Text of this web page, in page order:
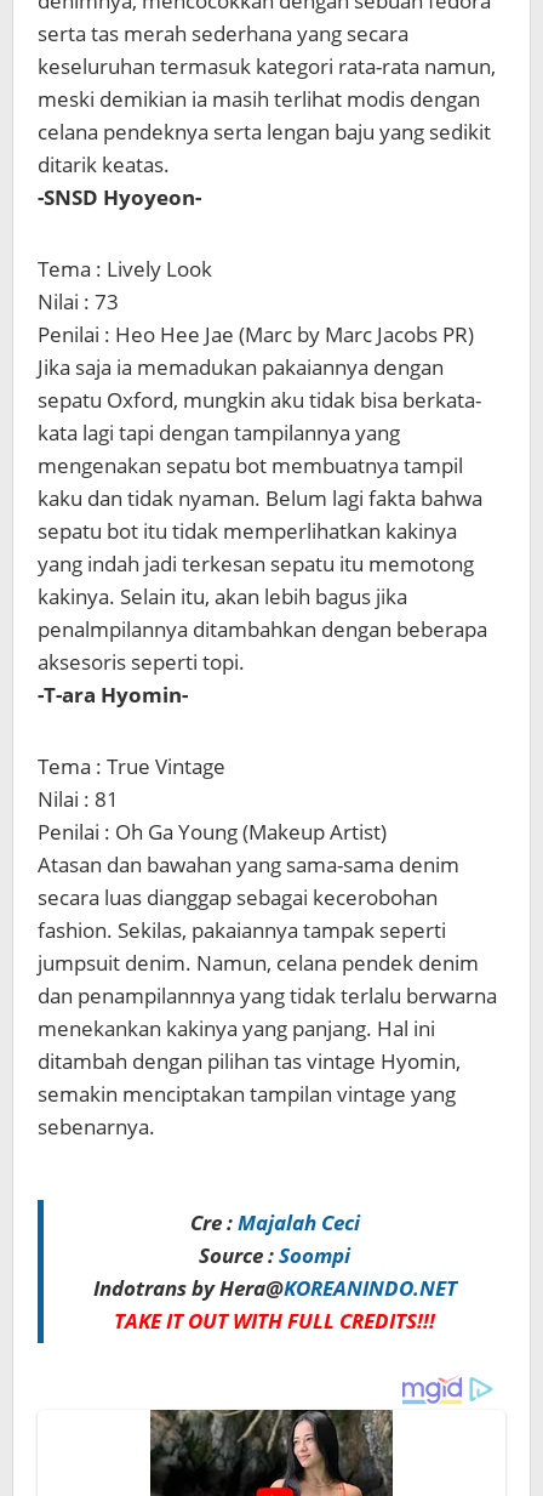
serta tas merah sederhana yang secara
keseluruhan termasuk kategori rata-rata namun,
meski demikian ia masih terlihat modis dengan
celana pendeknya serta lengan baju yang sedikit
ditarik keatas.
-SNSD Hyoyeon-
Tema : Lively Look
Nilai : 73
Penilai : Heo Hee Jae (Marc by Marc Jacobs PR)
Jika saja ia memadukan pakaiannya dengan
sepatu Oxford, mungkin aku tidak bisa berkata-
kata lagi tapi dengan tampilannya yang
mengenakan sepatu bot membuatnya tampil
kaku dan tidak nyaman. Belum lagi fakta bahwa
sepatu bot itu tidak memperlihatkan kakinya
yang indah jadi terkesan sepatu itu memotong
kakinya. Selain itu, akan lebih bagus jika
penalmpilannya ditambahkan dengan beberapa
aksesoris seperti topi.
-T-ara Hyomin-
Tema : True Vintage
Nilai : 81
Penilai : Oh Ga Young (Makeup Artist)
Atasan dan bawahan yang sama-sama denim
secara luas dianggap sebagai kecerobohan
fashion. Sekilas, pakaiannya tampak seperti
jumpsuit denim. Namun, celana pendek denim
dan penampilannnya yang tidak terlalu berwarna
menekankan kakinya yang panjang. Hal ini
ditambah dengan pilihan tas vintage Hyomin,
semakin menciptakan tampilan vintage yang
sebenarnya.
Cre :Majalah Ceci
Source :Soompi
Indotrans by Hera@KOREANINDO.NET
TAKE IT OUT WITH FULL CREDITS!!!